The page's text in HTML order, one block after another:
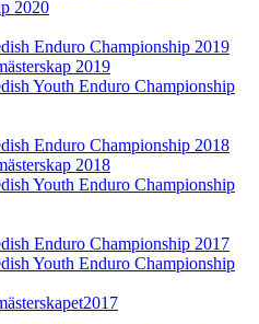
2020
Enduro Championship 2019
2019
Youth Enduro Championship
Enduro Championship 2018
2018
Youth Enduro Championship
Enduro Championship 2017
Youth Enduro Championship